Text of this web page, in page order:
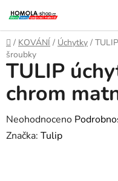
na
obsah
Domů
/ KOVÁNÍ / Úchytky /
šroubky
TULIP
chrom
Průměrné
hodnocení
Neohodnoceno
Značka: Tulip